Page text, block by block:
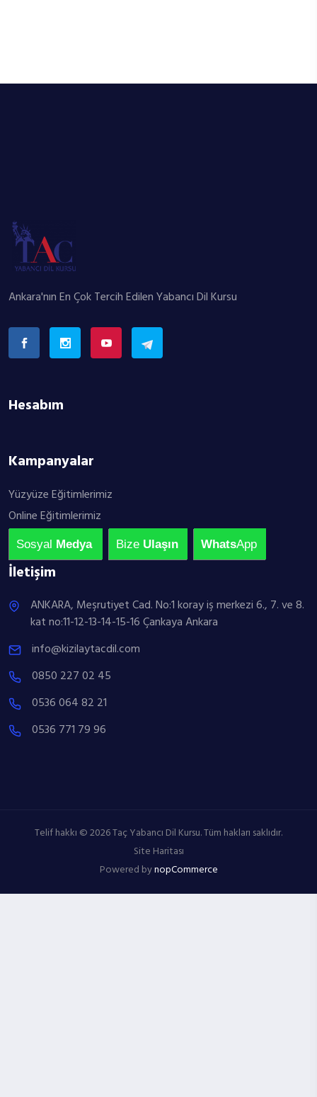
Ankara'nın En Çok Tercih Edilen Yabancı Dil Kursu
Hesabım
Kampanyalar
Yüzyüze Eğitimlerimiz
Online Eğitimlerimiz
İletişim
ANKARA, Meşrutiyet Cad. No:1 koray iş merkezi 6., 7. ve 8.
kat no:11-12-13-14-15-16 Çankaya Ankara
info@kizilaytacdil.com
0850 227 02 45
0536 064 82 21
0536 771 79 96
Telif hakkı © 2026 Taç Yabancı Dil Kursu. Tüm hakları saklıdır.
Site Haritası
Powered bynopCommerce
Sosyal Medya Bize Ulaşın WhatsApp